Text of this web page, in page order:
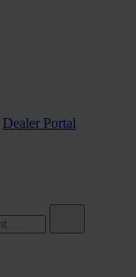
Dealer Portal